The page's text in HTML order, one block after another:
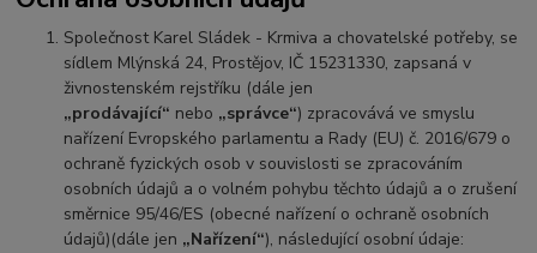
Společnost Karel Sládek - Krmiva a chovatelské potřeby, se
sídlem Mlýnská 24, Prostějov, IČ 15231330, zapsaná v
živnostenském rejstříku (dále jen
„prodávající“ nebo „správce“) zpracovává ve smyslu
nařízení Evropského parlamentu a Rady (EU) č. 2016/679 o
ochraně fyzických osob v souvislosti se zpracováním
osobních údajů a o volném pohybu těchto údajů a o zrušení
směrnice 95/46/ES (obecné nařízení o ochraně osobních
údajů)(dále jen „Nařízení“), následující osobní údaje: